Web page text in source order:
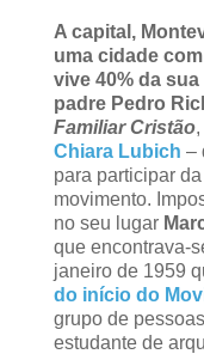
A capital,
uma cidade
vive 40% da
padre Pedro
Familiar Cristão,
Chiara Lubich –
para participar
movimento.
no seu lugar
que encontrava-
janeiro de 1959
do início do
grupo de
estudante de